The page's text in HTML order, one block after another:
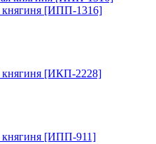
княгиня [ИПП-1316]
княгиня [ИКП-2228]
княгиня [ИПП-911]